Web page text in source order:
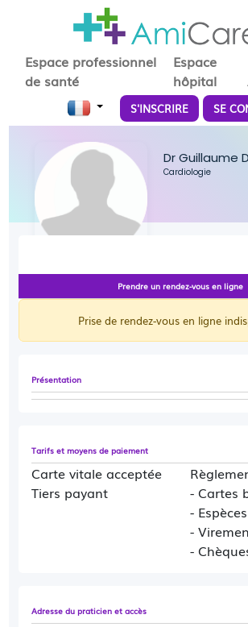
Espace professionnel
de santé
Espace
hôpital
S'INSCRIRE SE
Dr Guillaume
Cardiologie
Présentation
Tarifs et moyens de paiement
Carte vitale acceptée
Tiers payant
- Cartes
- Espèces
-
-
Adresse du praticien et accès
Prendre un rendez-vous en ligne
Prise de rendez-vous en ligne